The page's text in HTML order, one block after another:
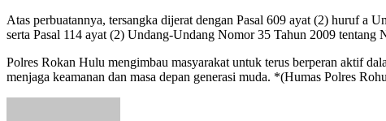
Atas perbuatannya, tersangka dijerat dengan Pasal 609 ayat (2) huruf
serta Pasal 114 ayat (2) Undang-Undang Nomor 35 Tahun 2009 tentang
Polres Rokan Hulu mengimbau masyarakat untuk terus berperan aktif
menjaga keamanan dan masa depan generasi muda. *(Humas Polres